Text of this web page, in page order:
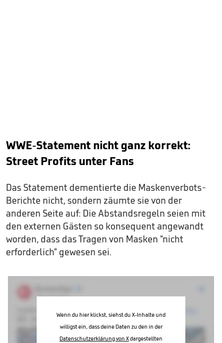
WWE-Statement nicht ganz korrekt:
Street Profits unter Fans
Das Statement dementierte die Maskenverbots-
Berichte nicht, sondern zäumte sie von der
anderen Seite auf: Die Abstandsregeln seien mit
den externen Gästen so konsequent angewandt
worden, dass das Tragen von Masken "nicht
erforderlich" gewesen sei.
Wenn du hier klickst, siehst du X-Inhalte und
willigst ein, dass deine Daten zu den in der
Datenschutzerklärung von Xdargestellten